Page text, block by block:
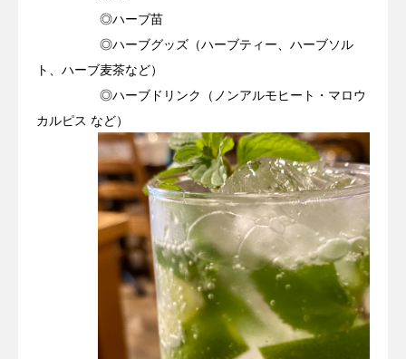
◎ハーブ苗
◎ハーブグッズ（ハーブティー、ハーブソル
ト、ハーブ麦茶など）
◎ハーブドリンク（ノンアルモヒート・マロウ
カルピス など）